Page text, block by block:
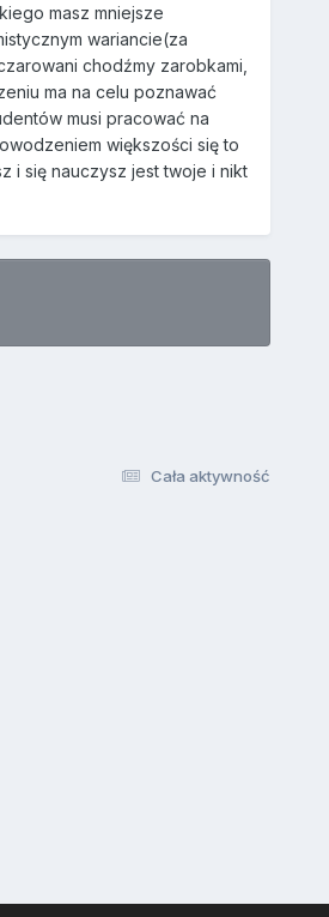
masz mniejsze
wariancie(za
chodźmy zarobkami,
ma na celu poznawać
musi pracować na
większości się to
i się nauczysz jest twoje i nikt
Cała aktywność